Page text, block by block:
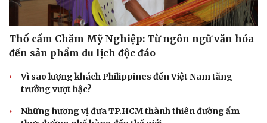
Thổ cẩm Chăm Mỹ Nghiệp: Từ ngôn ngữ văn hóa
đến sản phẩm du lịch độc đáo
Vì sao lượng khách Philippines đến Việt Nam tăng
trưởng vượt bậc?
Những hương vị đưa TP.HCM thành thiên đường ẩm